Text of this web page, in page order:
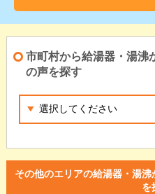
市町村から給湯器・湯沸
の声を探す
その他のエリアの給湯器・湯
を